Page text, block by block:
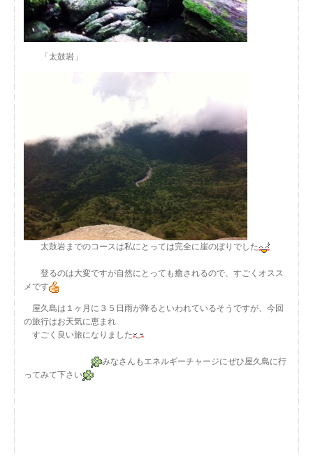
「太鼓岩」
太鼓岩までのコースは私にとっては完全に崖のぼりでした
登るのは大変ですが自然にとっても癒されるので、すごくオスス
メです
屋久島は１ヶ月に３５日雨が降るといわれているそうですが、今回
の旅行はお天気に恵まれ
すごく良い旅になりました
みなさんもエネルギーチャージにぜひ屋久島に行
ってみて下さい